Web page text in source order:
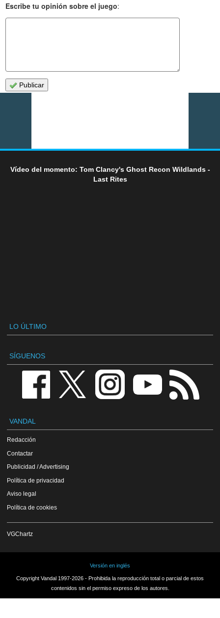
Escribe tu opinión sobre el juego:
Publicar
Vídeo del momento: Tom Clancy's Ghost Recon Wildlands -
Last Rites
LO ÚLTIMO
SÍGUENOS
VANDAL
Redacción
Contactar
Publicidad / Advertising
Política de privacidad
Aviso legal
Política de cookies
VGChartz
Versión en inglés
Copyright Vandal 1997-2026 - Prohibida la reproducción total o parcial de estos
contenidos sin el permiso expreso de los autores.